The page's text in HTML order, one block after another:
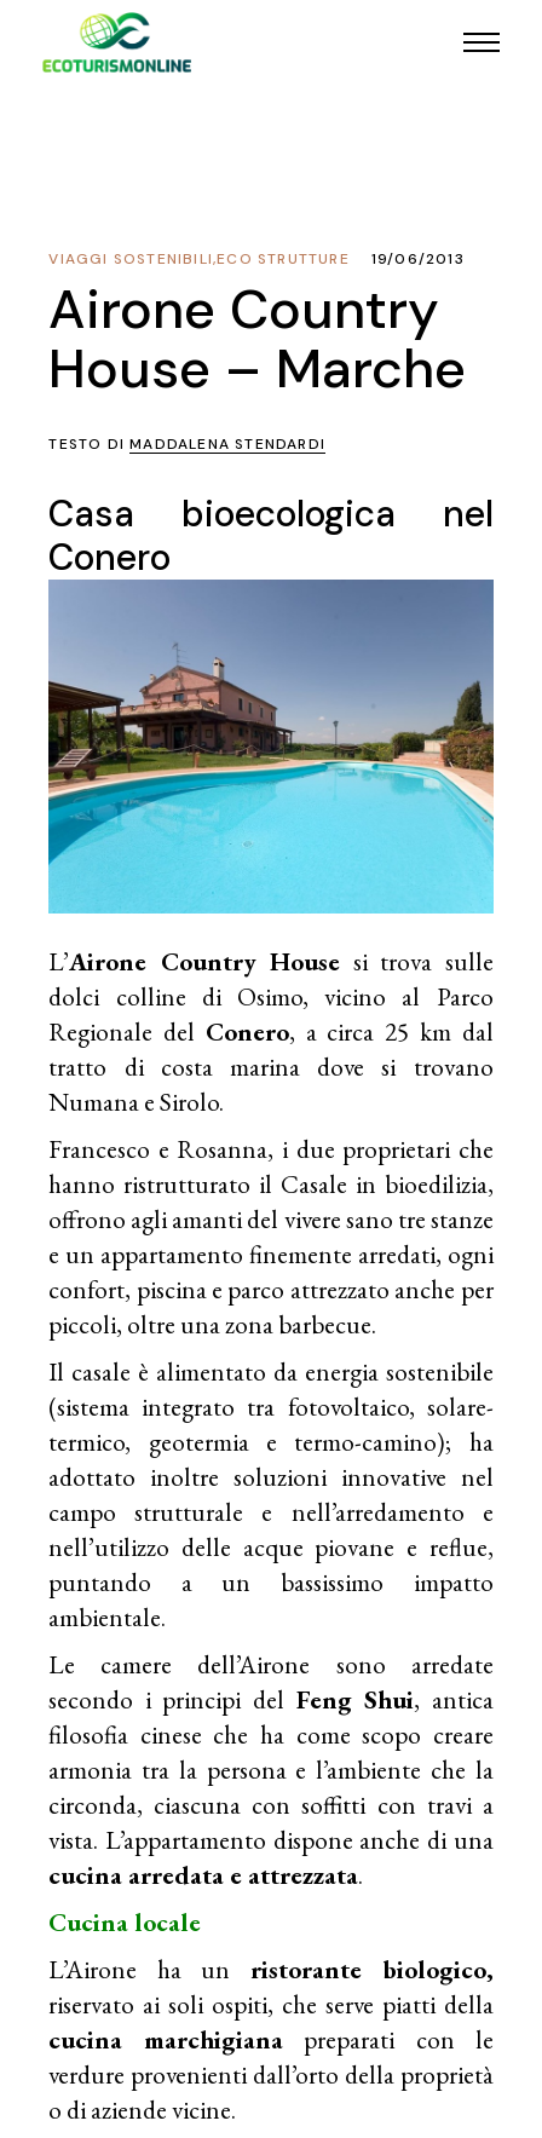
ECO STRUTTURE
,
VIAGGI SOSTENIBILI 19/06/2013
Airone Country
House – Marche
TESTO DIMADDALENA STENDARDI
Casa bioecologica nel
Conero
L’Airone Country House si trova sulle
dolci colline di Osimo, vicino al Parco
Regionale del Conero, a circa 25 km dal
tratto di costa marina dove si trovano
Numana e Sirolo.
Francesco e Rosanna, i due proprietari che
hanno ristrutturato il Casale in bioedilizia,
offrono agli amanti del vivere sano tre stanze
e un appartamento finemente arredati, ogni
confort, piscina e parco attrezzato anche per
piccoli, oltre una zona barbecue.
Il casale è alimentato da energia sostenibile
(sistema integrato tra fotovoltaico, solare-
termico, geotermia e termo-camino); ha
adottato inoltre soluzioni innovative nel
campo strutturale e nell’arredamento e
nell’utilizzo delle acque piovane e reflue,
puntando a un bassissimo impatto
ambientale.
Le camere dell’Airone sono arredate
secondo i principi del Feng Shui, antica
filosofia cinese che ha come scopo creare
armonia tra la persona e l’ambiente che la
circonda, ciascuna con soffitti con travi a
vista. L’appartamento dispone anche di una
cucina arredata e attrezzata.
Cucina locale
L’Airone ha un ristorante biologico,
riservato ai soli ospiti, che serve piatti della
cucina marchigiana preparati con le
verdure provenienti dall’orto della proprietà
o di aziende vicine.